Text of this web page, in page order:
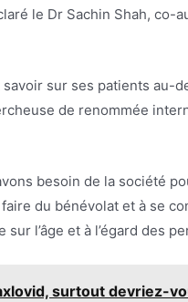
le Dr Sachin Shah, co-
sur ses patients
de renommée
besoin de la société
du bénévolat et à se
l’âge et à l’égard des
surtout devriez-